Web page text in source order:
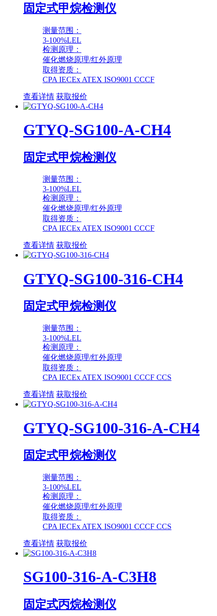
固定式甲烷检测仪
测量范围：
3-100%LEL
检测原理：
催化燃烧原理/红外原理
取得资质：
CPA IECEx ATEX ISO9001 CCCF
查看详情 获取报价
GTYQ-SG100-A-CH4
固定式甲烷检测仪
测量范围：
3-100%LEL
检测原理：
催化燃烧原理/红外原理
取得资质：
CPA IECEx ATEX ISO9001 CCCF
查看详情 获取报价
GTYQ-SG100-316-CH4
固定式甲烷检测仪
测量范围：
3-100%LEL
检测原理：
催化燃烧原理/红外原理
取得资质：
CPA IECEx ATEX ISO9001 CCCF CCS
查看详情 获取报价
GTYQ-SG100-316-A-CH4
固定式甲烷检测仪
测量范围：
3-100%LEL
检测原理：
催化燃烧原理/红外原理
取得资质：
CPA IECEx ATEX ISO9001 CCCF CCS
查看详情 获取报价
SG100-316-A-C3H8
固定式丙烷检测仪